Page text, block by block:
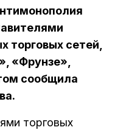
торговых сетей,
«Фрунзе»,
сообщила
торговых